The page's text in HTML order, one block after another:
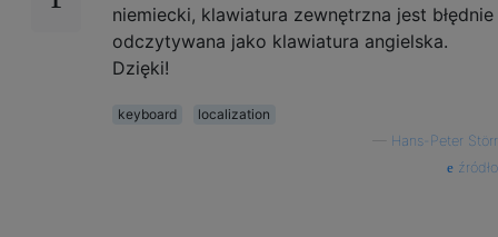
niemiecki, klawiatura zewnętrzna jest błędnie
odczytywana jako klawiatura angielska.
Dzięki!
keyboard
localization
Hans-Peter Störr
źródło